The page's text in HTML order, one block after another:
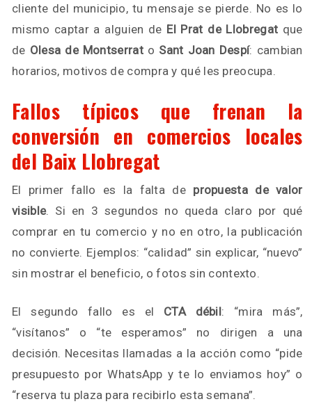
cliente del municipio, tu mensaje se pierde. No es lo
mismo captar a alguien de El Prat de Llobregat que
de Olesa de Montserrato Sant Joan Despí: cambian
horarios, motivos de compra y qué les preocupa.
Fallos típicos que frenan la
conversión en comercios locales
del Baix Llobregat
El primer fallo es la falta de propuesta de valor
visible. Si en 3 segundos no queda claro por qué
comprar en tu comercio y no en otro, la publicación
no convierte. Ejemplos: “calidad” sin explicar, “nuevo”
sin mostrar el beneficio, o fotos sin contexto.
El segundo fallo es el CTA débil: “mira más”,
“visítanos” o “te esperamos” no dirigen a una
decisión. Necesitas llamadas a la acción como “pide
presupuesto por WhatsApp y te lo enviamos hoy” o
“reserva tu plaza para recibirlo esta semana”.